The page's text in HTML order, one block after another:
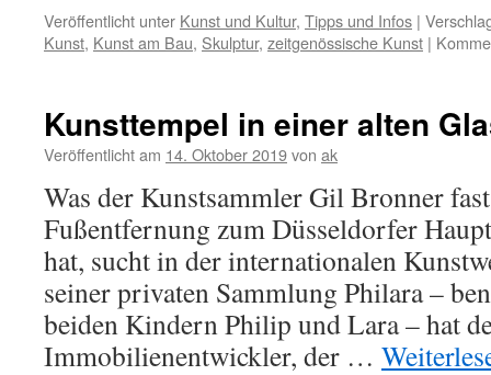
Veröffentlicht unter Kunst und Kultur, Tipps und Infos |
Kunst, Kunst am Bau, Skulptur, zeitgenössische Kunst |
Kunsttempel in einer alten
Veröffentlicht am 14. Oktober 2019von ak
Was der Kunstsammler Gil Bronner
Fußentfernung zum Düsseldorfer
hat, sucht in der internationalen
seiner privaten Sammlung Philara –
beiden Kindern Philip und Lara – hat
Immobilienentwickler, der …